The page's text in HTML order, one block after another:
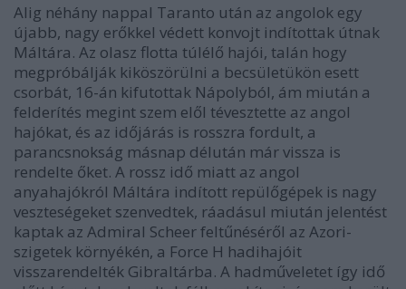
Alig néhány nappal Taranto után az angolok egy
újabb, nagy erőkkel védett konvojt indítottak útnak
Máltára. Az olasz flotta túlélő hajói, talán hogy
megpróbálják kiköszörülni a becsületükön esett
csorbát, 16-án kifutottak Nápolyból, ám miután a
felderítés megint szem elől tévesztette az angol
hajókat, és az időjárás is rosszra fordult, a
parancsnokság másnap délután már vissza is
rendelte őket. A rossz idő miatt az angol
anyahajókról Máltára indított repülőgépek is nagy
veszteségeket szenvedtek, ráadásul miután jelentést
kaptak az Admiral Scheer feltűnéséről az Azori-
szigetek környékén, a Force H hadihajóit
visszarendelték Gibraltárba. A hadműveletet így idő